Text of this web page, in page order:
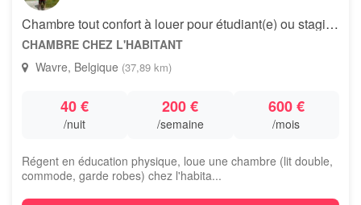
Chambre tout confort à louer pour étudiant(e) ou stagiaire
CHAMBRE CHEZ L'HABITANT
Wavre, Belgique (37,89 km)
40 €
/nuit
200 €
/semaine
600 €
/mois
Régent en éducation physique, loue une chambre (lit double,
commode, garde robes) chez l'habita...